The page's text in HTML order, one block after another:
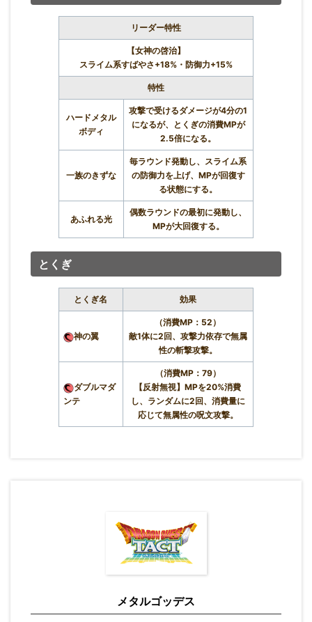
リーダー特性
【女神の啓治】
スライム系すばやさ+18%・防御力+15%
特性
ハードメタル
ボディ
攻撃で受けるダメージが4分の1
になるが、とくぎの消費MPが
2.5倍になる。
一族のきずな
毎ラウンド発動し、スライム系
の防御力を上げ、MPが回復す
る状態にする。
あふれる光
偶数ラウンドの最初に発動し、
MPが大回復する。
とくぎ
とくぎ名 効果
神の翼
（消費MP：52）
敵1体に2回、攻撃力依存で無属
性の斬撃攻撃。
ダブルマダ
ンテ
（消費MP：79）
【反射無視】MPを20%消費
し、ランダムに2回、消費量に
応じて無属性の呪文攻撃。
メタルゴッデス